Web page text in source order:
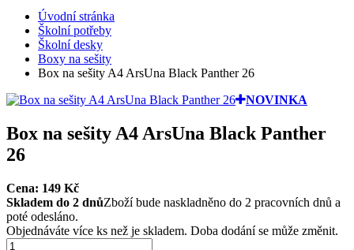
Úvodní stránka
Školní potřeby
Školní desky
Boxy na sešity
Box na sešity A4 ArsUna Black Panther 26
NOVINKA
Box na sešity A4 ArsUna Black Panther
26
Cena: 149 Kč
Skladem do 2 dnůZboží bude naskladněno do 2 pracovních dnů a
poté odesláno.
Objednáváte více ks než je skladem. Doba dodání se může změnit.